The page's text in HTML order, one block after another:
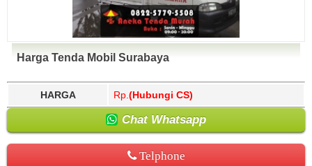
Harga Tenda Mobil Surabaya
HARGA Rp. (Hubungi CS)
Chat Whatsapp
Telphone